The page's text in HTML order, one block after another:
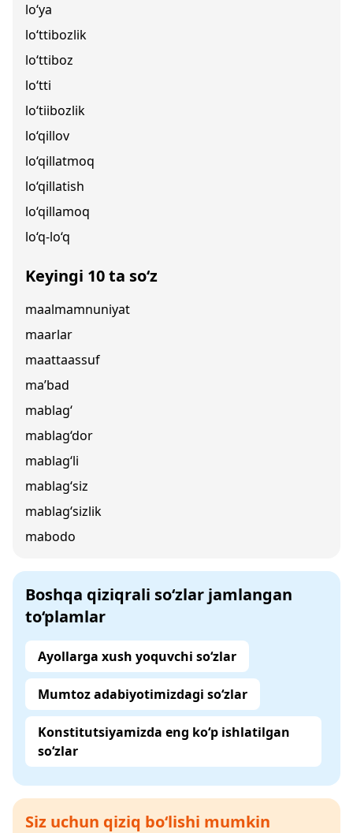
lo‘ya
lo‘ttibozlik
lo‘ttiboz
lo‘tti
lo‘tiibozlik
lo‘qillov
lo‘qillatmoq
lo‘qillatish
lo‘qillamoq
lo‘q-lo‘q
Keyingi 10 ta so‘z
maalmamnuniyat
maarlar
maattaassuf
ma’bad
mablag‘
mablag‘dor
mablag‘li
mablag‘siz
mablag‘sizlik
mabodo
Boshqa qiziqrali so‘zlar jamlangan
to‘plamlar
Ayollarga xush yoquvchi so‘zlar
Mumtoz adabiyotimizdagi so‘zlar
Konstitutsiyamizda eng ko‘p ishlatilgan
so‘zlar
Siz uchun qiziq bo‘lishi mumkin